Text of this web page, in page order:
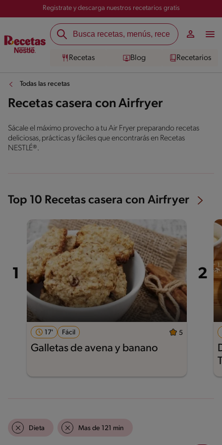
Registrate y descarga nuestros recetarios gratis
Recetas Blog Recetarios
Todas las recetas
Recetas casera con Airfryer
Sácale el máximo provecho a tu Air Fryer preparando recetas
deliciosas, prácticas y fáciles que encontrarás en Recetas
NESTLÉ®.
Top 10 Recetas casera con Airfryer
17' Fácil 5
Galletas de avena y banano
Dieta Mas de 121 min